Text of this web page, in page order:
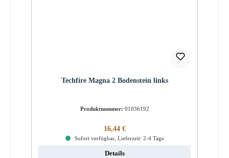
Techfire Magna 2 Bodenstein links
Produktnummer: 01036192
Regulärer Preis:
16,44 €
Sofort verfügbar, Lieferzeit: 2-4 Tage
Details